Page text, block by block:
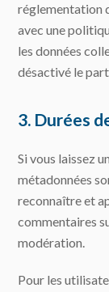
réglementation
avec une
les données
désactivé le
3. Durées
Si vous laissez
métadonnées
reconnaître et
commentaires
modération.
Pour les